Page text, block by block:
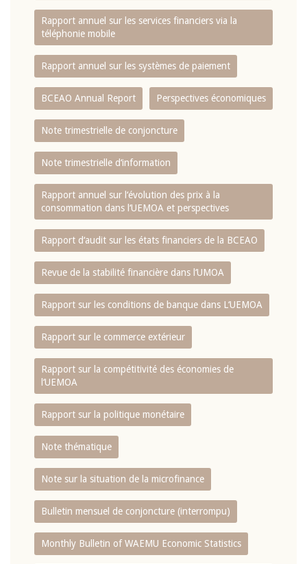
Rapport annuel sur les services financiers via la
téléphonie mobile
Rapport annuel sur les systèmes de paiement
BCEAO Annual Report Perspectives économiques
Note trimestrielle de conjoncture
Note trimestrielle d‘information
Rapport annuel sur l‘évolution des prix à la
consommation dans l‘UEMOA et perspectives
Rapport d‘audit sur les états financiers de la BCEAO
Revue de la stabilité financière dans l‘UMOA
Rapport sur les conditions de banque dans L‘UEMOA
Rapport sur le commerce extérieur
Rapport sur la compétitivité des économies de
l‘UEMOA
Rapport sur la politique monétaire
Note thématique
Note sur la situation de la microfinance
Bulletin mensuel de conjoncture (interrompu)
Monthly Bulletin of WAEMU Economic Statistics